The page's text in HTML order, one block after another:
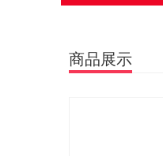
商品展示